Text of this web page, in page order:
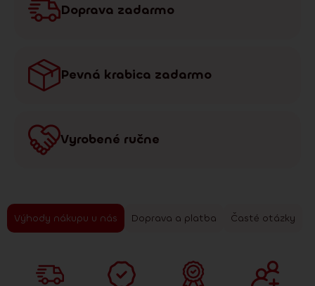
Doprava zadarmo
Pevná krabica zadarmo
Vyrobené ručne
Výhody nákupu u nás Doprava a platba Časté otázky